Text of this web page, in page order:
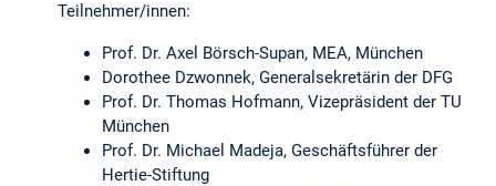
Teilnehmer/innen:
Prof. Dr. Axel Börsch-Supan, MEA, München
Dorothee Dzwonnek, Generalsekretärin der DFG
Prof. Dr. Thomas Hofmann, Vizepräsident der TU
München
Prof. Dr. Michael Madeja, Geschäftsführer der
Hertie-Stiftung